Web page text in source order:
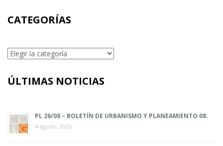
CATEGORÍAS
Categorías
ÚLTIMAS NOTICIAS
PL 26/08 – BOLETÍN DE URBANISMO Y PLANEAMIENTO 08.
4 agosto, 2026